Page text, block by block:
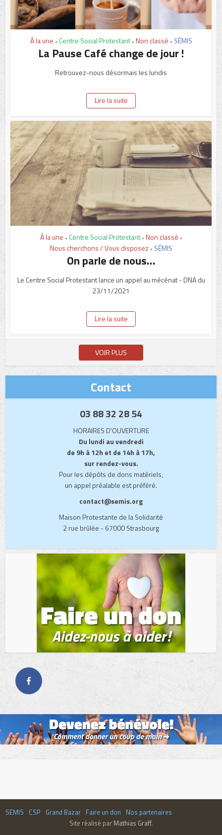
À la une • Centre Social Protestant • Non classé • SÉMIS
La Pause Café change de jour !
Retrouvez-nous désormais les lundis
Lire la suite
À la une • Centre Social Protestant • Non classé •
Nous cherchons / Vous disposez • SÉMIS
On parle de nous…
Le Centre Social Protestant lance un appel au mécénat - DNA du
23/11/2021
Lire la suite
VOIR PLUS
Contact
03 88 32 28 54
HORAIRES D'OUVERTURE
Du lundi au vendredi
de 9h à 12h et de 14h à 17h,
sur rendez-vous.
Pour les dépôts de dons matériels,
un appel préalable est préféré.
contact@semis.org
Maison Protestante de la Solidarité
2 rue brûlée - 67000 Strasbourg
SEMIS CSP Grand Bazar Faire un don Nos partenaires
Site réalisé par Mathias Graff.